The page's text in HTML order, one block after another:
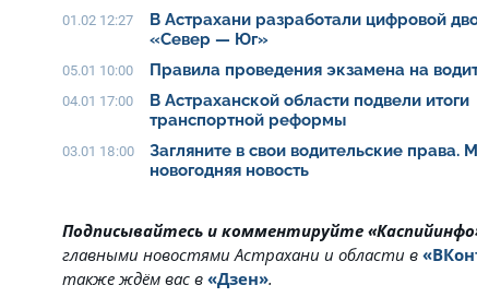
01.02 12:27
В Астрахани разработали цифровой
«Север — Юг»
05.01 10:00 Правила проведения экзамена на
04.01 17:00
В Астраханской области подвели
транспортной реформы
03.01 18:00
Загляните в свои водительские права.
новогодняя новость
Подписывайтесь и комментируйте
главными новостями Астрахани и области в
также ждём вас в «Дзен».